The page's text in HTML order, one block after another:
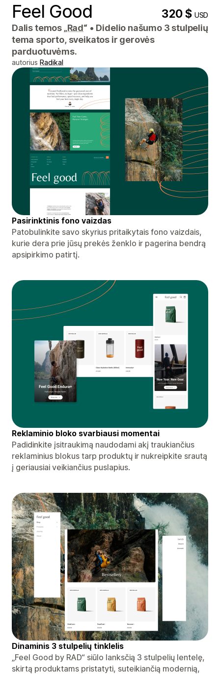
Feel Good 320 $USD
Dalis temos „Rad“ • Didelio našumo 3 stulpelių
tema sporto, sveikatos ir gerovės
parduotuvėms.
autorius Radikal
Pasirinktinis fono vaizdas
Patobulinkite savo skyrius pritaikytais fono vaizdais,
kurie dera prie jūsų prekės ženklo ir pagerina bendrą
apsipirkimo patirtį.
Reklaminio bloko svarbiausi momentai
Padidinkite įsitraukimą naudodami akį traukiančius
reklaminius blokus tarp produktų ir nukreipkite srautą
į geriausiai veikiančius puslapius.
Dinaminis 3 stulpelių tinklelis
„Feel Good by RAD“ siūlo lanksčią 3 stulpelių lentelę,
skirtą produktams pristatyti, suteikiančią modernią,